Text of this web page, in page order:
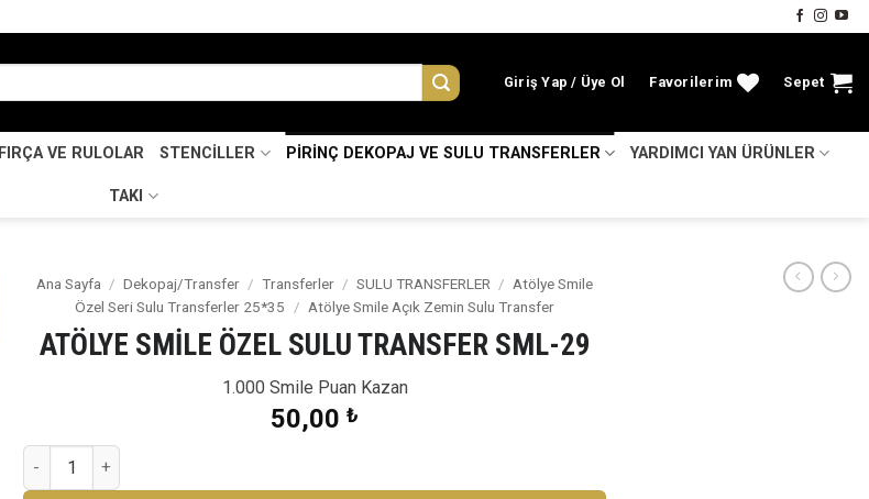
Giriş Yap Favorilerim Sepet
FIRÇA VE RULOLAR STENCİLLER PİRİNÇ DEKOPAJ VE SULU TRANSFERLER YARDIMCI YAN ÜRÜNLER
TAKI
Ana Sayfa / Dekopaj/Transfer / Transferler / SULU TRANSFERLER / Atölye Smile
Özel Seri Sulu Transferler 25*35
/ Atölye Smile Açık Zemin Sulu Transfer
ATÖLYE SMİLE ÖZEL SULU TRANSFER SML-29
1.000 Smile Puan Kazan
50,00 ₺
ATÖLYE SMİLE ÖZEL SULU TRANSFER SML-29 adet